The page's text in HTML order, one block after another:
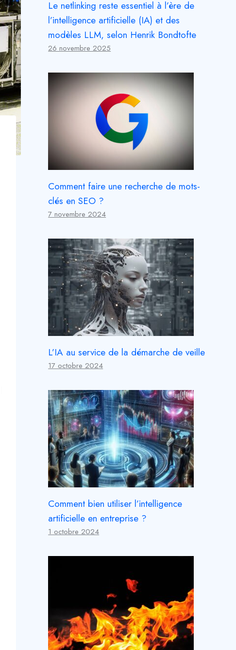
Le netlinking reste essentiel à l’ère de
l’intelligence artificielle (IA) et des
modèles LLM, selon Henrik Bondtofte
26 novembre 2025
Comment faire une recherche de mots-
clés en SEO ?
7 novembre 2024
L’IA au service de la démarche de veille
17 octobre 2024
Comment bien utiliser l’intelligence
artificielle en entreprise ?
1 octobre 2024